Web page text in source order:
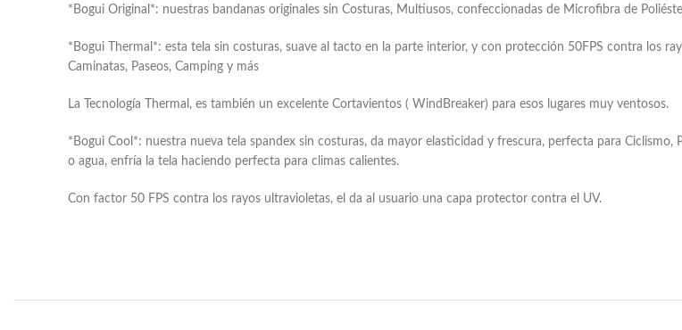
*Bogui Original*: nuestras bandanas originales sin Costuras, Multiusos, confeccionadas de Microfibra de
*Bogui Thermal*: esta tela sin costuras, suave al tacto en la parte interior, y con protección 50FPS contra los
Caminatas, Paseos, Camping y más
La Tecnología Thermal, es también un excelente Cortavientos ( WindBreaker) para esos lugares muy ventosos.
*Bogui Cool*: nuestra nueva tela spandex sin costuras, da mayor elasticidad y frescura, perfecta para Ciclismo,
o agua, enfría la tela haciendo perfecta para climas calientes.
Con factor 50 FPS contra los rayos ultravioletas, el da al usuario una capa protector contra el UV.